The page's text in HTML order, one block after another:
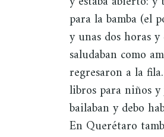
para la bamba (el
y unas dos horas
saludaban como
regresaron a la
libros para niños y
bailaban y debo
En Querétaro